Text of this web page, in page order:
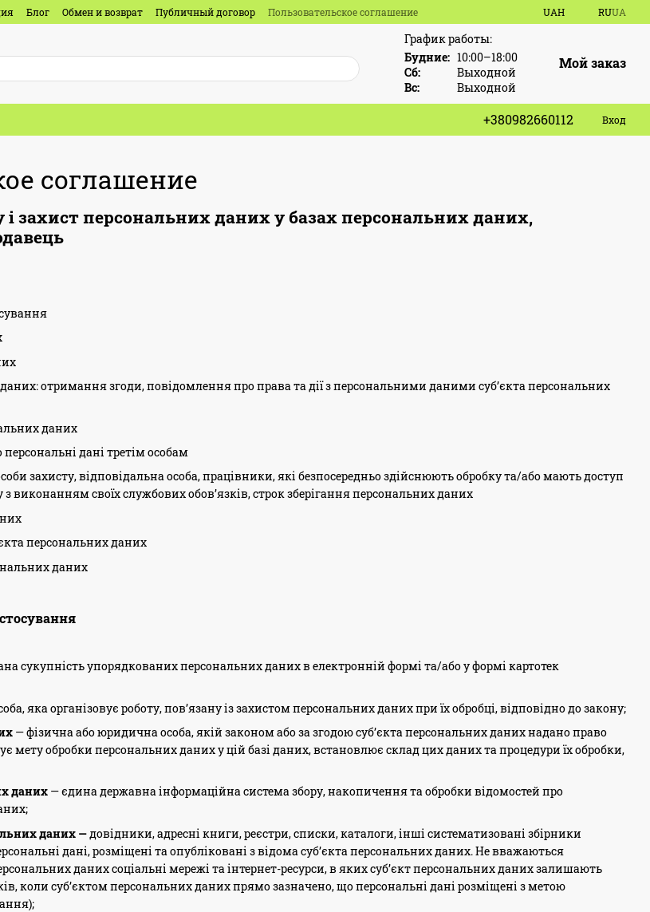
Блог Обмен и возврат Публичный договор
Пользовательское соглашение
UAH RUUA
График работы:
Будние: 10:00–18:00
Сб:
Выходной
Вс:
Выходной
Мой заказ
+380982660112 Вход
соглашение
захист персональних даних у базах персональних даних,
отримання згоди, повідомлення про права та дії з персональними даними суб’єкта персональних
даних
дані третім особам
захисту, відповідальна особа, працівники, які безпосередньо здійснюють обробку та/або мають доступ
виконанням своїх службових обов’язків, строк зберігання персональних даних
персональних даних
даних
сукупність упорядкованих персональних даних в електронній формі та/або у формі картотек
яка організовує роботу, пов’язану із захистом персональних даних при їх обробці, відповідно до закону;
— фізична або юридична особа, якій законом або за згодою суб’єкта персональних даних надано право
мету обробки персональних даних у цій базі даних, встановлює склад цих даних та процедури їх обробки,
даних — єдина державна інформаційна система збору, накопичення та обробки відомостей про
даних —довідники, адресні книги, реєстри, списки, каталоги, інші систематизовані збірники
дані, розміщені та опубліковані з відома суб’єкта персональних даних. Не вважаються
даних соціальні мережі та інтернет-ресурси, в яких суб’єкт персональних даних залишають
коли суб’єктом персональних даних прямо зазначено, що персональні дані розміщені з метою